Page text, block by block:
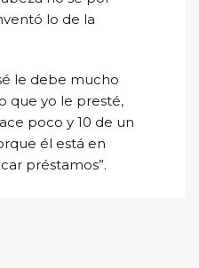
lo de la
le debe mucho
que yo le presté,
poco y 10 de un
él está en
préstamos”.